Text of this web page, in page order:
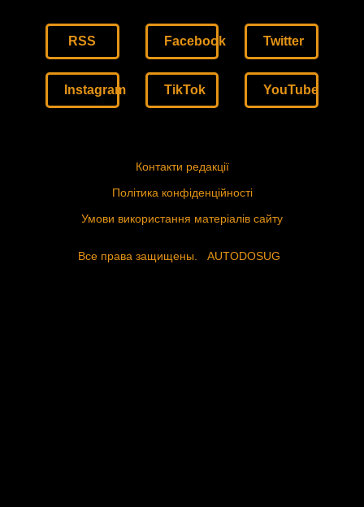
RSS Facebook Twitter
Instagram TikTok YouTube
Контакти редакції
Політика конфіденційності
Умови використання матеріалів сайту
Все права защищены. AUTODOSUG